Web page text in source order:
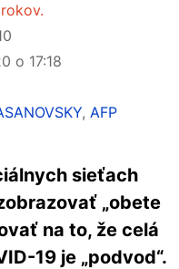
o 17:18
, AFP
sieťach
„obete
na to, že celá
19 je „podvod“.